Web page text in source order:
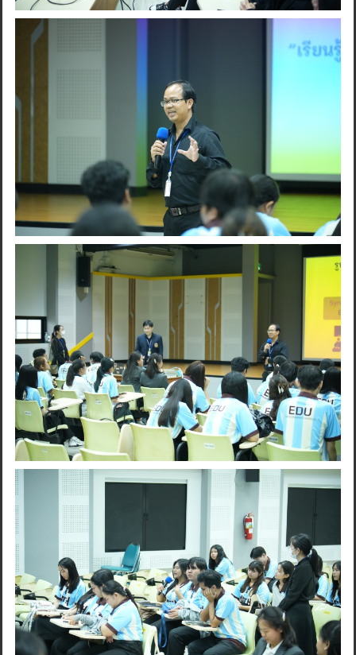
Search
for: